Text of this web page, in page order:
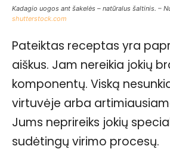
Kadagio uogos ant šakelės – natūralus šaltinis. –
shutterstock.com
Pateiktas receptas yra
aiškus. Jam nereikia jokių
komponentų. Viską
virtuvėje arba
Jums neprireiks jokių
sudėtingų virimo procesų.